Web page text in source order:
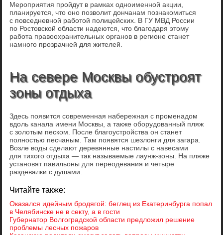
Мероприятия пройдут в рамках одноименной акции,
планируется, что оно позволит дончанам познакомиться
с повседневной работой полицейских. В ГУ МВД России
по Ростовской области надеются, что благодаря этому
работа правоохранительных органов в регионе станет
намного прозрачней для жителей.
На севере Москвы обустроят
зоны отдыха
Здесь появится современная набережная с променадом
вдоль канала имени Москвы, а также оборудованный пляж
с золотым песком. После благоустройства он станет
полностью песчаным. Там появятся шезлонги для загара.
Возле воды сделают деревянные настилы с навесами
для тихого отдыха — так называемые лаунж-зоны. На пляже
установят павильоны для переодевания и четыре
раздевалки с душами.
Читайте также:
Оказался идейным бродягой: беглец из Екатеринбурга попал
в Челябинске не в секту, а в гости
Губернатор Волгоградской области предложил решение
проблемы лесных пожаров